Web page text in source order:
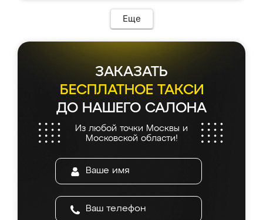
Еще
ЗАКАЗАТЬ
БЕСПЛАТНОЕ ТАКСИ
ДО НАШЕГО САЛОНА
Из любой точки Москвы и
Московской области!